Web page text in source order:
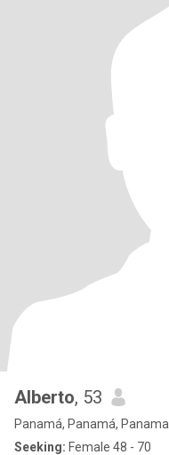
Alberto, 53
Panamá, Panamá, Panama
Seeking: Female 48 - 70